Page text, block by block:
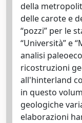
della
delle carote e
“pozzi” per le
“Università” e
analisi
ricostruzioni
all'hinterland
in questo
geologiche
elaborazioni